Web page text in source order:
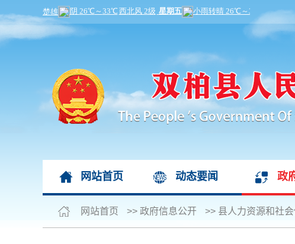
网站首页 动态要闻 政
网站首页 >> 政府信息公开 >> 县人力资源和社